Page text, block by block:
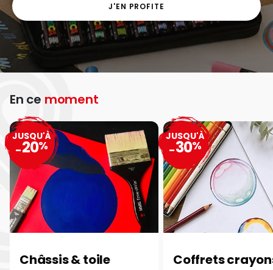
J'EN PROFITE
En ce moment
Châssis & toile
JUSQU'À
-20%
Coffrets
JUSQU'À
-30%